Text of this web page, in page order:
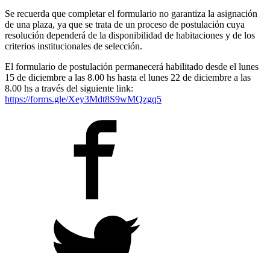
Se recuerda que completar el formulario no garantiza la asignación
de una plaza, ya que se trata de un proceso de postulación cuya
resolución dependerá de la disponibilidad de habitaciones y de los
criterios institucionales de selección.
El formulario de postulación permanecerá habilitado desde el lunes
15 de diciembre a las 8.00 hs hasta el lunes 22 de diciembre a las
8.00 hs a través del siguiente link:
https://forms.gle/Xey3Mdt8S9wMQzgq5